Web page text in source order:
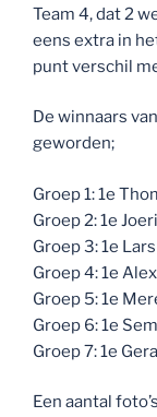
Team 4, dat 2
eens extra in
punt verschil
De winnaars
geworden;
Groep 1: 1e
Groep 2: 1e
Groep 3: 1e
Groep 4: 1e
Groep 5: 1e
Groep 6: 1e
Groep 7: 1e
Een aantal